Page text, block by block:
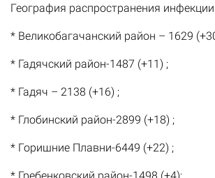
География распространения
* Великобагачанский район – 1629
* Гадячский район-1487 (+11) ;
* Гадяч – 2138 (+16) ;
* Глобинский район-2899 (+18) ;
* Горишние Плавни-6449 (+22) ;